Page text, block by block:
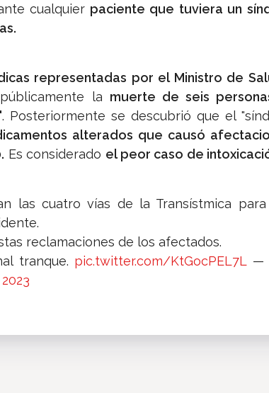
cualquier paciente que tuviera un
representadas por el Ministro de
la muerte de seis
. Posteriormente se descubrió que el
alterados que causó
Es considerado el peor caso de
las cuatro vías de la Transístmica
reclamaciones de los afectados.
tranque. pic.twitter.com/KtGocPEL7L—